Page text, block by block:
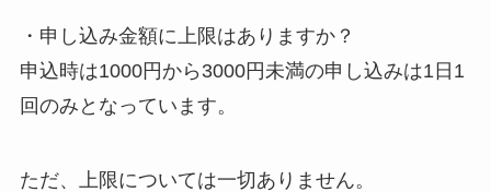
・申し込み金額に上限はありますか？
申込時は1000円から3000円未満の申し込みは1日1
回のみとなっています。
ただ、上限については一切ありません。